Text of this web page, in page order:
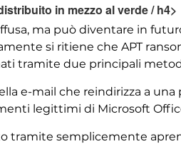
in mezzo al verde / h4>
ma può diventare in
si ritiene che APT
tramite due principali
e-mail che reindirizza a
legittimi di Microsoft
tramite semplicemente